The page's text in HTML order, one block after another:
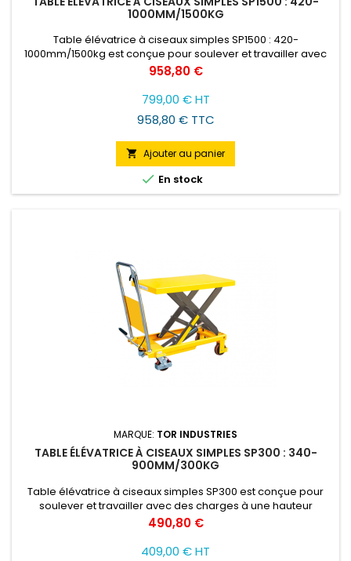
1000MM/1500KG
Table élévatrice à ciseaux simples SP1500 : 420-
1000mm/1500kg est conçue pour soulever et travailler avec
des charges à une hauteur convenable pour l'opérateur.
Prix
958,80 €
799,00 € HT
958,80 € TTC
 Ajouter au panier
 En stock
MARQUE: TOR INDUSTRIES
TABLE ÉLÉVATRICE À CISEAUX SIMPLES SP300 : 340-
900MM/300KG
Table élévatrice à ciseaux simples SP300 est conçue pour
soulever et travailler avec des charges à une hauteur
convenable pour l'opérateur.
Prix
490,80 €
409,00 € HT